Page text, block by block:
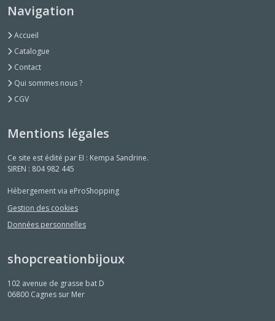
Navigation
Accueil
Catalogue
Contact
Qui sommes nous ?
CGV
Mentions légales
Ce site est édité par EI : Kempa Sandrine.
SIREN : 804 982 445
Hébergement via eProShopping
Gestion des cookies
Données personnelles
shopcreationbijoux
102 avenue de grasse bat D
06800 Cagnes sur Mer